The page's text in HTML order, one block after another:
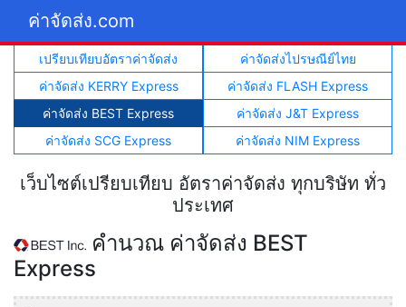
ค่าจัดส่ง.com
เปรียบเทียบอัตราค่าจัดส่ง
ค่าจัดส่งไปรษณีย์ไทย
ค่าจัดส่ง KERRY Express
ค่าจัดส่ง FLASH Express
ค่าจัดส่ง BEST Express
ค่าจัดส่ง J&T Express
ค่าจัดส่ง SCG Express
ค่าจัดส่ง NIM Express
เว็บไซต์เปรียบเทียบ อัตราค่าจัดส่ง ทุกบริษัท ทั่ว
ประเทศ
คำนวณ ค่าจัดส่ง BEST
Express